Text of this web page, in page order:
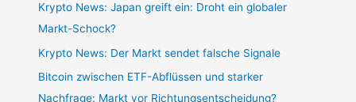
Krypto News: Japan greift ein: Droht ein globaler
Markt-Schock?
Krypto News: Der Markt sendet falsche Signale
Bitcoin zwischen ETF-Abflüssen und starker
Nachfrage: Markt vor Richtungsentscheidung?